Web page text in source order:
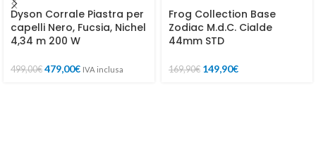
Dyson Corrale Piastra per
capelli Nero, Fucsia, Nichel
4,34 m 200 W
499,00€ 479,00€ IVA inclusa
Frog Collection Base
Zodiac M.d.C. Cialde
44mm STD
169,90€ 149,90€